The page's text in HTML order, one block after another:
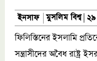
ইনসাফ মুসলিম বিশ্ব
ফিলিস্তিনের ইসলামি
সন্ত্রাসীদের অবৈধ রাষ্ট্র